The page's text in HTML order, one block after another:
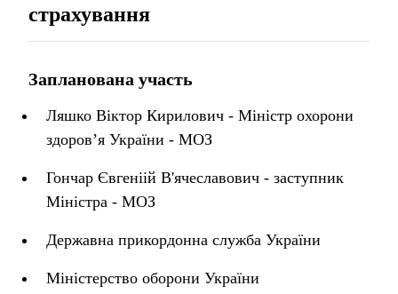
страхування
Запланована участь
Ляшко Віктор Кирилович - Міністр охорони
здоров’я України - МОЗ
Гончар Євгеніій В'ячеславович - заступник
Міністра - МОЗ
Державна прикордонна служба України
Міністерство оборони України